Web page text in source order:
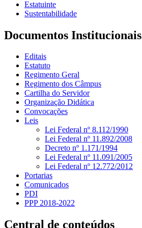
Estatuinte
Sustentabilidade
Documentos Institucionais
Editais
Estatuto
Regimento Geral
Regimento dos Câmpus
Cartilha do Servidor
Organização Didática
Convocações
Leis
Lei Federal nº 8.112/1990
Lei Federal nº 11.892/2008
Decreto nº 1.171/1994
Lei Federal nº 11.091/2005
Lei Federal nº 12.772/2012
Portarias
Comunicados
PDI
PPP 2018-2022
Central de conteúdos